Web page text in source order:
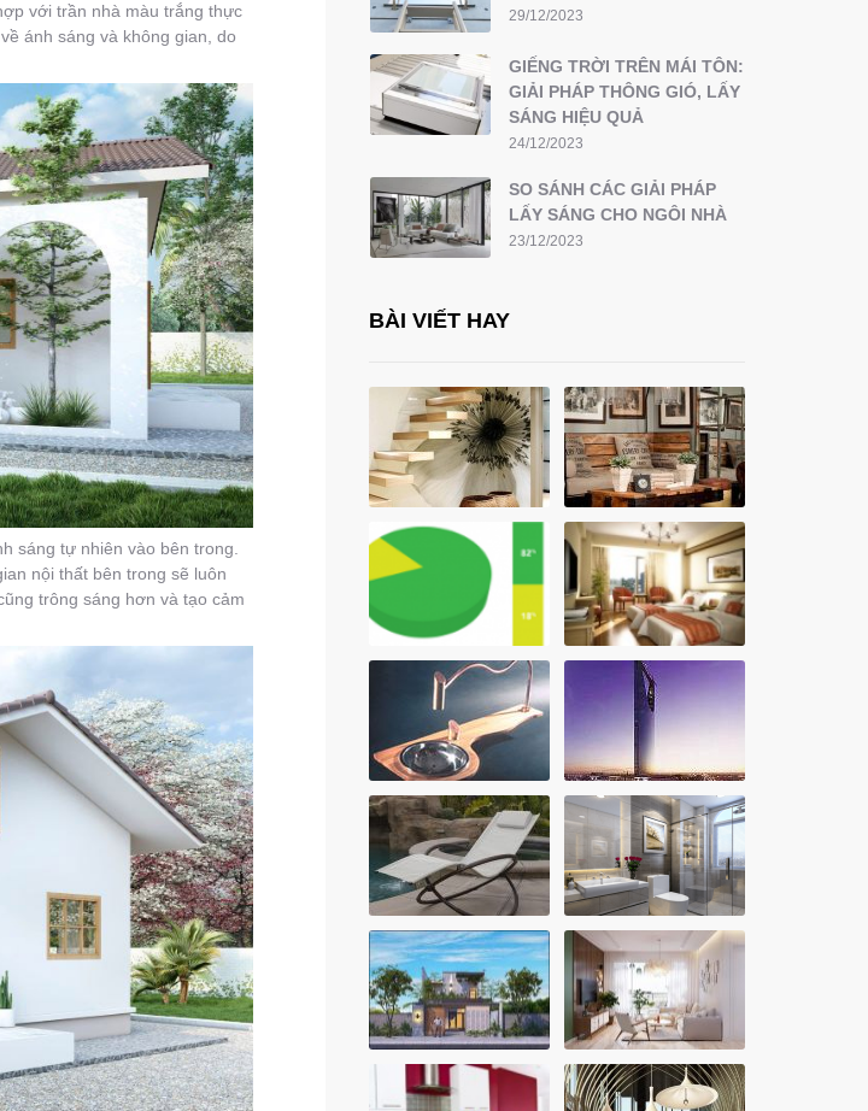
với trần nhà màu trắng thực
ánh sáng và không gian, do
sáng tự nhiên vào bên trong.
nội thất bên trong sẽ luôn
trông sáng hơn và tạo cảm
29/12/2023
GIẾNG TRỜI TRÊN MÁI TÔN:
GIẢI PHÁP THÔNG GIÓ, LẤY
SÁNG HIỆU QUẢ
24/12/2023
SO SÁNH CÁC GIẢI PHÁP
LẤY SÁNG CHO NGÔI NHÀ
23/12/2023
BÀI VIẾT HAY